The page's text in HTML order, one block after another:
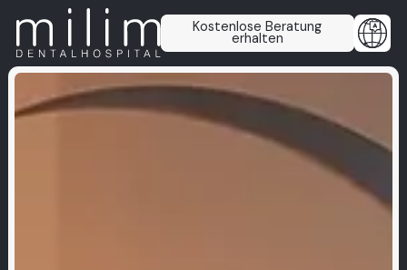
Kostenlose Beratung
erhalten